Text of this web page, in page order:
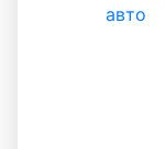
авто